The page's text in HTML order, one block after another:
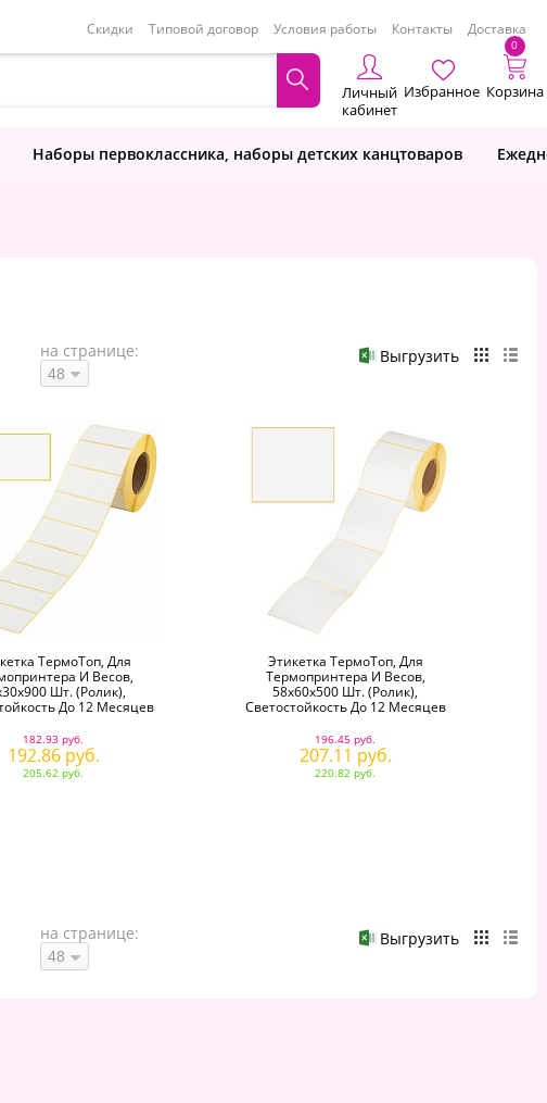
Скидки Типовой договор Условия работы Контакты Доставка
Личный
кабинет
Избранное
0
Корзина
Наборы первоклассника, наборы детских канцтоваров
Выгрузить
на странице:
ТермоТоп, Для
И Весов,
Шт. (ролик),
До 12 Месяцев
182.93 руб.
192.86 руб.
205.62 руб.
Этикетка ТермоТоп, Для
Термопринтера И Весов,
58х60х500 Шт. (ролик),
Светостойкость До 12 Месяцев
196.45 руб.
207.11 руб.
220.82 руб.
Выгрузить
на странице: